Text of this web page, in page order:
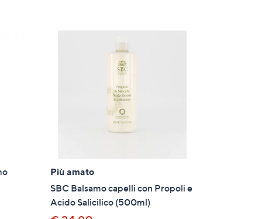
Più amato
SBC Balsamo capelli con Propoli e
Acido Salicilico (500ml)